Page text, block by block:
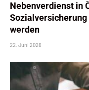
Nebenverdienst in
werden
22. Juni 2026